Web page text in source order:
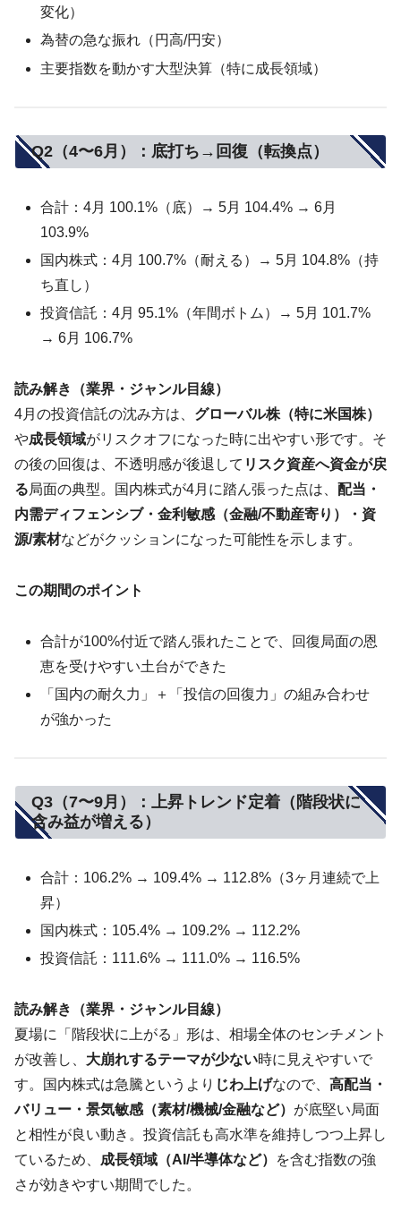
変化）
為替の急な振れ（円高/円安）
主要指数を動かす大型決算（特に成長領域）
Q2（4〜6月）：底打ち→回復（転換点）
合計：4月 100.1%（底）→ 5月 104.4% → 6月
103.9%
国内株式：4月 100.7%（耐える）→ 5月 104.8%（持
ち直し）
投資信託：4月 95.1%（年間ボトム）→ 5月 101.7%
→ 6月 106.7%
読み解き（業界・ジャンル目線）
4月の投資信託の沈み方は、 グローバル株（特に米国株）
や成長領域がリスクオフになった時に出やすい形です。そ
の後の回復は、不透明感が後退して リスク資産へ資金が戻
る局面の典型。国内株式が4月に踏ん張った点は、 配当・
内需ディフェンシブ・金利敏感（金融/不動産寄り）・資
源/素材などがクッションになった可能性を示します。
この期間のポイント
合計が100%付近で踏ん張れたことで、回復局面の恩
恵を受けやすい土台ができた
「国内の耐久力」＋「投信の回復力」の組み合わせ
が強かった
Q3（7〜9月）：上昇トレンド定着（階段状に
含み益が増える）
合計：106.2% → 109.4% → 112.8%（3ヶ月連続で上
昇）
国内株式：105.4% → 109.2% → 112.2%
投資信託：111.6% → 111.0% → 116.5%
読み解き（業界・ジャンル目線）
夏場に「階段状に上がる」形は、相場全体のセンチメント
が改善し、 大崩れするテーマが少ない時に見えやすいで
す。国内株式は急騰というより じわ上げなので、 高配当・
バリュー・景気敏感（素材/機械/金融など） が底堅い局面
と相性が良い動き。投資信託も高水準を維持しつつ上昇し
ているため、 成長領域（AI/半導体など）
を含む指数の強
さが効きやすい期間でした。